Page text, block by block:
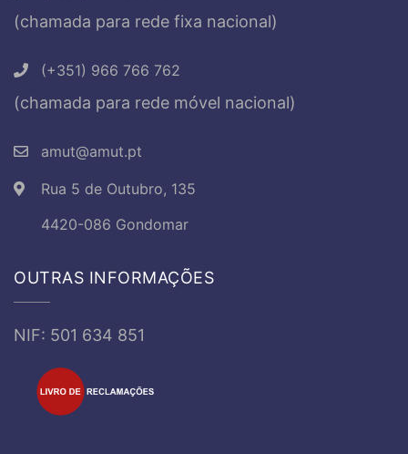
(chamada para rede fixa nacional)
(+351) 966 766 762
(chamada para rede móvel nacional)
amut@amut.pt
Rua 5 de Outubro, 135
4420-086 Gondomar
OUTRAS INFORMAÇÕES
NIF: 501 634 851